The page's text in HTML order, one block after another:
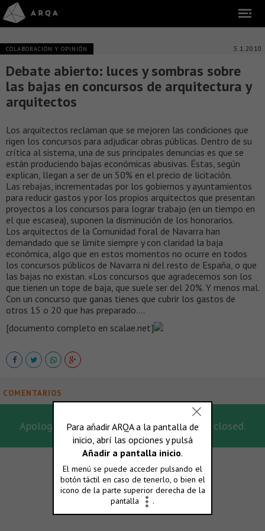
COLABORACIÓN Y OPINIÓN 5.1.2010
Debate abierto: luces y sombras sobre
las bajas en concursos de arquitectura y
arquitectos
Los arquitectos reclaman que se mejoren las condiciones que
rigen los concursos para adjudicar obras públicas. Dentro de su
crítica al sistema, una de sus principales denuncias es que se
están produciendo bajas económicas abusivas. Éstas, según
explican, llegan a ser de un 50% en el precio de licitación.
Las rebajas, incrementadas por los gobiernos y ayuntamientos
para reducir gastos y por los propios arquitectos que presentan
proyectos a los concursos para lograr trabajo (en un tiempo en
el que escasea), suponen la disminución de los honorarios.
Los arquitectos de la Comunidad foral de Navarra han
demandado que se limite siempre y con claridad la baja
económica, algo que en estos momentos no ocurre en todos
los concursos públicos de Navarra ni del resto de España, o que
las bajas no existan. «Los concursos que agradecemos son los
que tienen un tope de baja, que suele ser del 20%. Y menos mal.
Con un concurso que ganas tienes que cubrir los gastos de
otros 15 o 20 que has preparado….
[documento completo en scalae.net]
COMENTARIOS
Apologies, for this post the comments are closed.